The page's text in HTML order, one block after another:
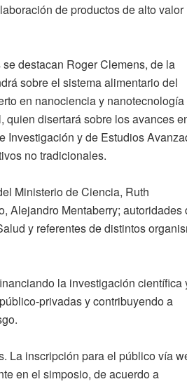
de productos de alto valor
destacan Roger Clemens, de la
sobre el sistema alimentario del
en nanociencia y nanotecnología
disertará sobre los avances
Investigación y de Estudios
no tradicionales.
Ministerio de Ciencia, Ruth
Alejandro Mentaberry; autoridades
y referentes de distintos
la investigación científica
privadas y contribuyendo a
La inscripción para el público vía
en el simposio, de acuerdo a